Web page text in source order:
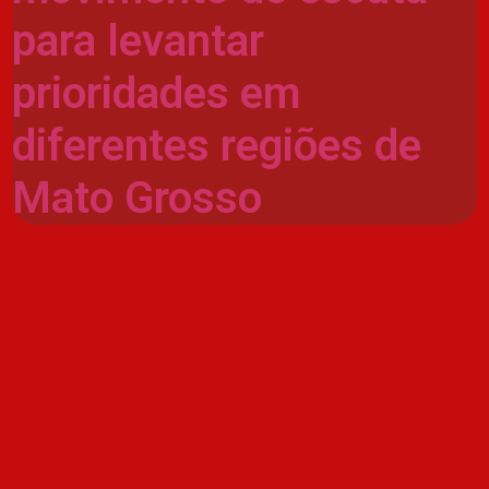
para levantar
prioridades em
diferentes regiões de
Mato Grosso